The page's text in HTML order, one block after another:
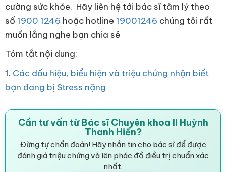
cường sức khỏe. Hãy liên hệ tới bác sĩ tâm lý theo
số 1900 1246 hoặc hotline 19001246 chúng tôi rất
muốn lắng nghe bạn chia sẻ
Tóm tắt nội dung:
1. Các dấu hiệu, biểu hiện và triệu chứng nhận biết
bạn đang bị Stress nặng
Cần tư vấn từ Bác sĩ Chuyên khoa II Huỳnh
Thanh Hiển?
Đừng tự chẩn đoán! Hãy nhắn tin cho bác sĩ để được
đánh giá triệu chứng và lên phác đồ điều trị chuẩn xác
nhất.